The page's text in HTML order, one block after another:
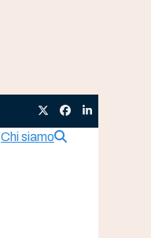
TwitterFacebook
LinkedIn
Chi siamo